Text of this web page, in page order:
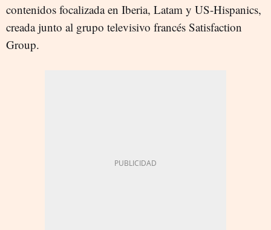
contenidos focalizada en Iberia, Latam y US-Hispanics,
creada junto al grupo televisivo francés Satisfaction
Group.